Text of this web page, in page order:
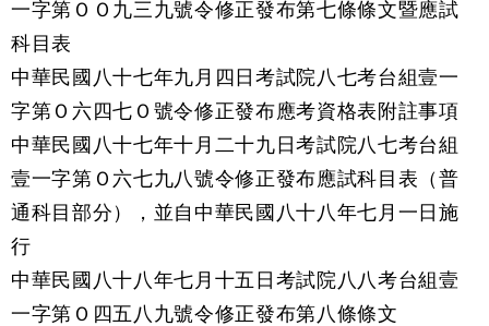
一字第ＯＯ九三九號令修正發布第七條條文暨應試
科目表
中華民國八十七年九月四日考試院八七考台組壹一
字第Ｏ六四七Ｏ號令修正發布應考資格表附註事項
中華民國八十七年十月二十九日考試院八七考台組
壹一字第Ｏ六七九八號令修正發布應試科目表（普
通科目部分），並自中華民國八十八年七月一日施
行
中華民國八十八年七月十五日考試院八八考台組壹
一字第Ｏ四五八九號令修正發布第八條條文